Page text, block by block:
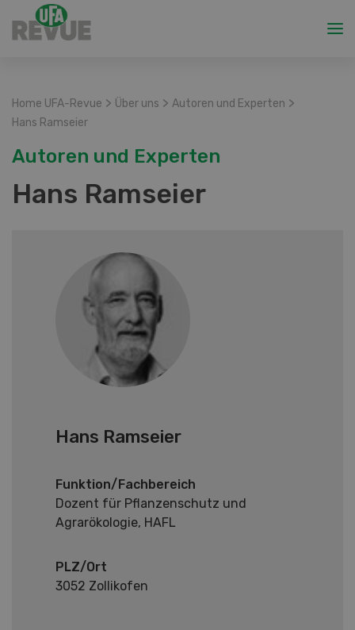
Home UFA-Revue > Über uns > Autoren und Experten >
Hans Ramseier
Autoren und Experten
Hans Ramseier
Hans Ramseier
Funktion/Fachbereich
Dozent für Pflanzenschutz und
Agrarökologie, HAFL
PLZ/Ort
3052 Zollikofen